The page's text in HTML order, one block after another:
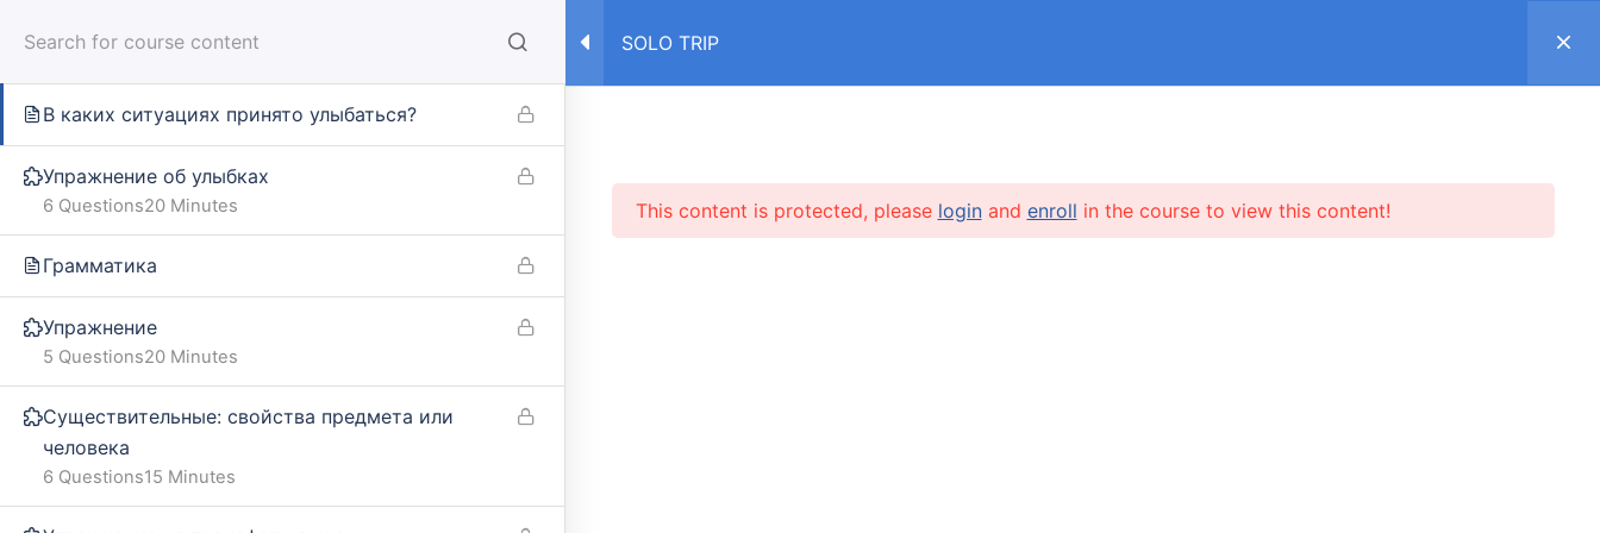
HOME COURSES RU
Home Courses
SOLO TRIP
20 Minutes
6 Questions
В каких ситуациях принято улыбаться?
Упражнение об улыбках
20 Minutes
6 Questions
Грамматика
Упражнение
20 Minutes
5 Questions
Существительные: свойства предмета или
человека
15 Minutes
6 Questions
This content is protected, please loginand enroll in the course to view this content!
INFO
About us
How to use the site
Online lessons
How to stop automatic payments